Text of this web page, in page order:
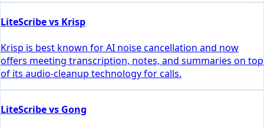
LiteScribe vs Krisp
Krisp is best known for AI noise cancellation and now
offers meeting transcription, notes, and summaries on top
of its audio-cleanup technology for calls.
LiteScribe vs Gong